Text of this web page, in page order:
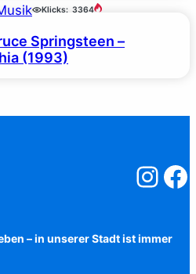
Klicks: 3364
Springsteen –
(1993)
– in unserer Stadt ist immer